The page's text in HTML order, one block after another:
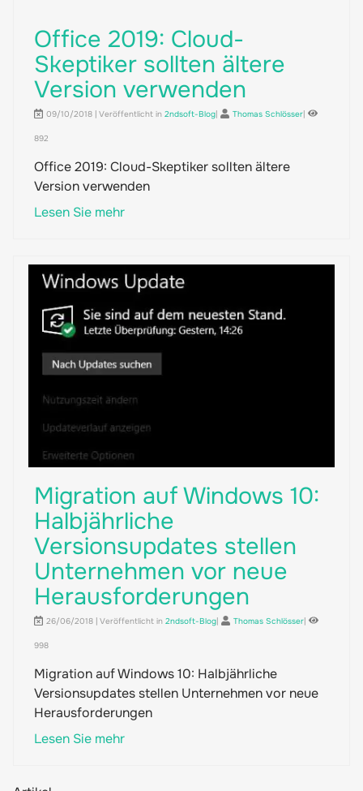
Office 2019: Cloud-
Skeptiker sollten ältere
Version verwenden
09/10/2018 | Veröffentlicht in 2ndsoft-Blog| Thomas Schlösser|
892
Office 2019: Cloud-Skeptiker sollten ältere
Version verwenden
Lesen Sie mehr
Migration auf Windows 10:
Halbjährliche
Versionsupdates stellen
Unternehmen vor neue
Herausforderungen
26/06/2018 | Veröffentlicht in 2ndsoft-Blog| Thomas Schlösser|
998
Migration auf Windows 10: Halbjährliche
Versionsupdates stellen Unternehmen vor neue
Herausforderungen
Lesen Sie mehr